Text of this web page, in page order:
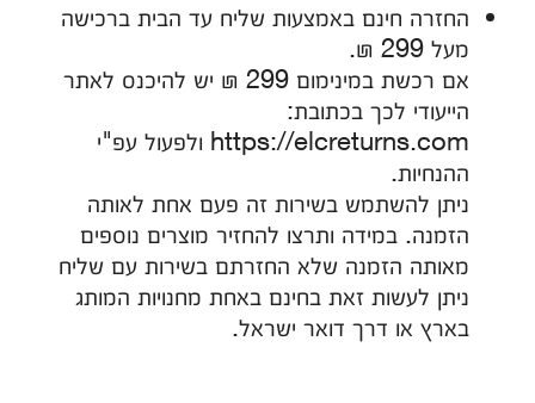
החזרה חינם באמצעות שליח עד הבית ברכישה
מעל 299 ₪.
אם רכשת במינימום 299 ₪ יש להיכנס לאתר
הייעודי לכך בכתובת:
https://elcreturns.com ולפעול עפ"י
ההנחיות.
ניתן להשתמש בשירות זה פעם אחת לאותה
הזמנה. במידה ותרצו להחזיר מוצרים נוספים
מאותה הזמנה שלא החזרתם בשירות עם שליח
ניתן לעשות זאת בחינם באחת מחנויות המותג
בארץ או דרך דואר ישראל.